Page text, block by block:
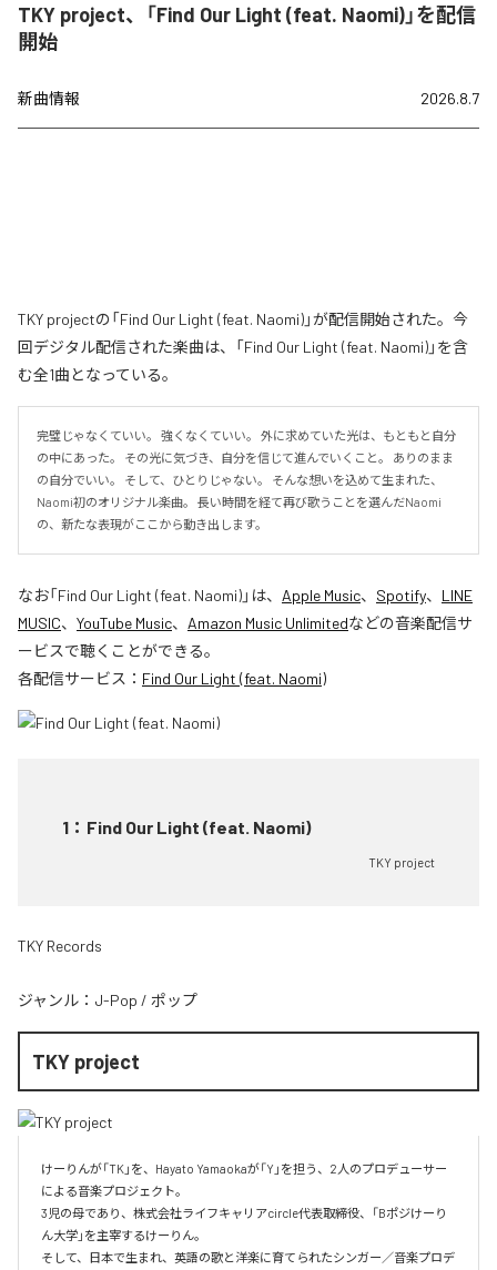
TKY project、「Find Our Light (feat. Naomi)」を配信
開始
新曲情報 2026.8.7
TKY projectの「Find Our Light (feat. Naomi)」が配信開始された。今
回デジタル配信された楽曲は、「Find Our Light (feat. Naomi)」を含
む全1曲となっている。
完璧じゃなくていい。 強くなくていい。 外に求めていた光は、もともと自分
の中にあった。 その光に気づき、自分を信じて進んでいくこと。 ありのまま
の自分でいい。 そして、ひとりじゃない。 そんな想いを込めて生まれた、
Naomi初のオリジナル楽曲。 長い時間を経て再び歌うことを選んだNaomi
の、新たな表現がここから動き出します。
なお「Find Our Light (feat. Naomi)」は、 Apple Music、 Spotify、 LINE
MUSIC、 YouTube Music、 Amazon Music Unlimitedなどの音楽配信サ
ービスで聴くことができる。
各配信サービス： Find Our Light (feat. Naomi)
1 ： Find Our Light (feat. Naomi)
TKY project
TKY Records
ジャンル： J-Pop / ポップ
TKY project
けーりんが「TK」を、Hayato Yamaokaが「Y」を担う、2人のプロデューサー
による音楽プロジェクト。
3児の母であり、株式会社ライフキャリアcircle代表取締役、「Bポジけーり
ん大学」を主宰するけーりん。
そして、日本で生まれ、英語の歌と洋楽に育てられたシンガー／音楽プロデ